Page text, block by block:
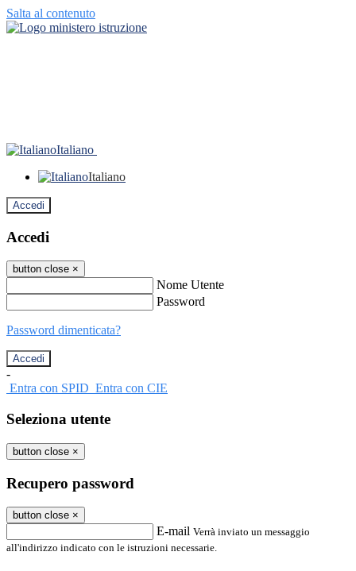
Salta al contenuto
Italiano
Italiano
Accedi
Accedi
button close ×
Nome Utente
Password
Password dimenticata?
-
Entra con SPID Entra con CIE
Seleziona utente
button close ×
Recupero password
button close ×
E-mail Verrà inviato un messaggio
all'indirizzo indicato con le istruzioni necessarie.